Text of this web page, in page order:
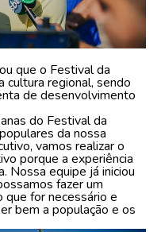
que o Festival da
cultura regional, sendo
de desenvolvimento
do Festival da
da nossa
vamos realizar o
porque a experiência
Nossa equipe já iniciou
fazer um
que for necessário e
bem a população e os